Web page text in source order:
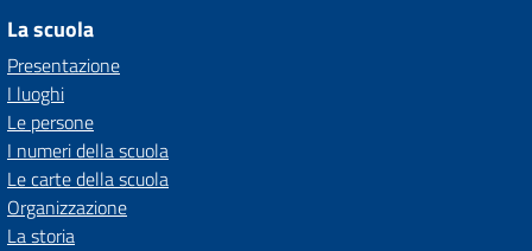
La scuola
Presentazione
I luoghi
Le persone
I numeri della scuola
Le carte della scuola
Organizzazione
La storia